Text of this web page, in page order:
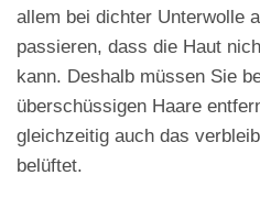
allem bei dichter Unterwolle
passieren, dass die Haut
kann. Deshalb müssen Sie
überschüssigen Haare
gleichzeitig auch das
belüftet.